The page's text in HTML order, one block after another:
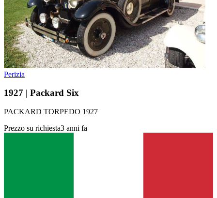
Perizia
1927 | Packard Six
PACKARD TORPEDO 1927
Prezzo su richiesta3 anni fa